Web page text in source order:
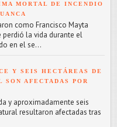
MORTAL DE INCENDIO
como Francisco Mayta
perdió la vida durante el
en el se...
Y SEIS HECTÁREAS DE
SON AFECTADAS POR
y aproximadamente seis
resultaron afectadas tras